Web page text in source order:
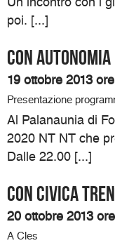
poi. [...]
Con Autonomia
19 ottobre 2013
Presentazione
Al Palanaunia di
2020 NT NT che
Dalle 22.00 [...]
Con Civica
20 ottobre 2013
A Cles